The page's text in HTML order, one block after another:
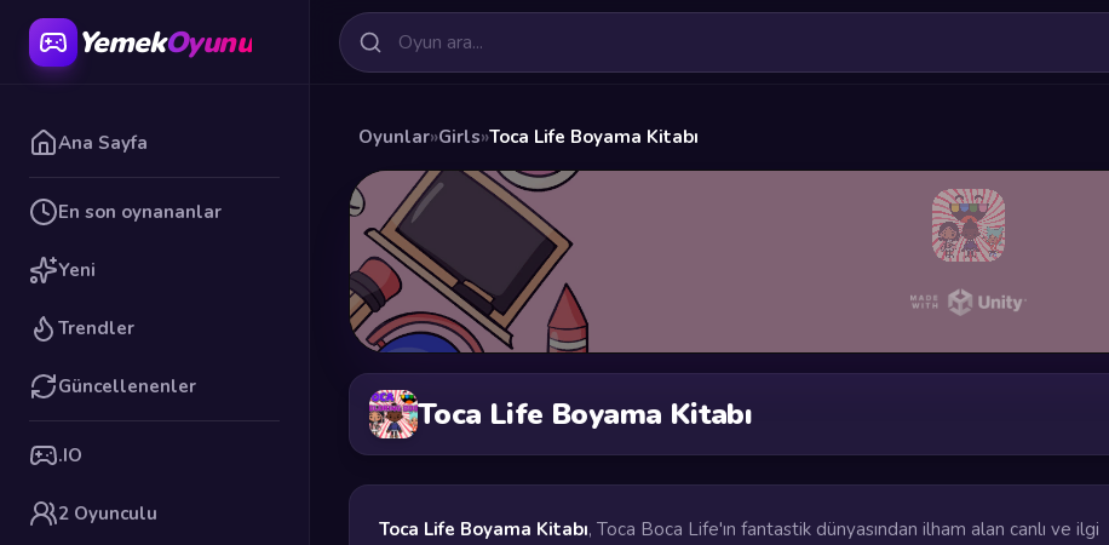
YemekOyunu
Ana Sayfa
En son oynananlar
Yeni
Trendler
Güncellenenler
.IO
2 Oyunculu
Oyunlar»Girls»Toca Life Boyama Kitabı
Toca Life Boyama Kitabı
Toca Life Boyama Kitabı, Toca Boca Life'ın fantastik dünyasından ilham alan canlı ve ilgi